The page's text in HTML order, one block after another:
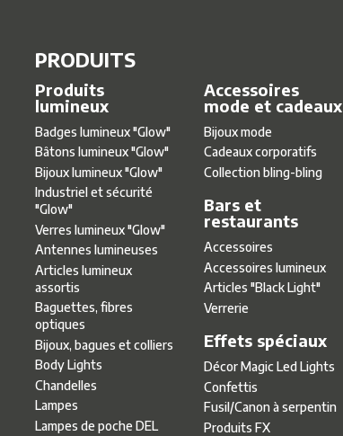
PRODUITS
Produits
lumineux
Badges lumineux ″Glow″
Bâtons lumineux ″Glow″
Bijoux lumineux ″Glow″
Industriel et sécurité
″Glow″
Verres lumineux ″Glow″
Antennes lumineuses
Articles lumineux
assortis
Baguettes, fibres
optiques
Bijoux, bagues et colliers
Body Lights
Chandelles
Lampes
Lampes de poche DEL
Accessoires
mode et cadeaux
Bijoux mode
Cadeaux corporatifs
Collection bling-bling
Bars et
restaurants
Accessoires
Accessoires lumineux
Articles ″Black Light″
Verrerie
Effets spéciaux
Décor Magic Led Lights
Confettis
Fusil/Canon à serpentin
Produits FX